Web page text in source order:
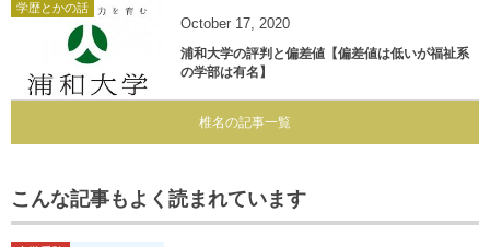
学歴とかの話
October 17, 2020
浦和大学の評判と偏差値【偏差値は低いが福祉系
の学部は有名】
椎名の記事一覧
こんな記事もよく読まれています